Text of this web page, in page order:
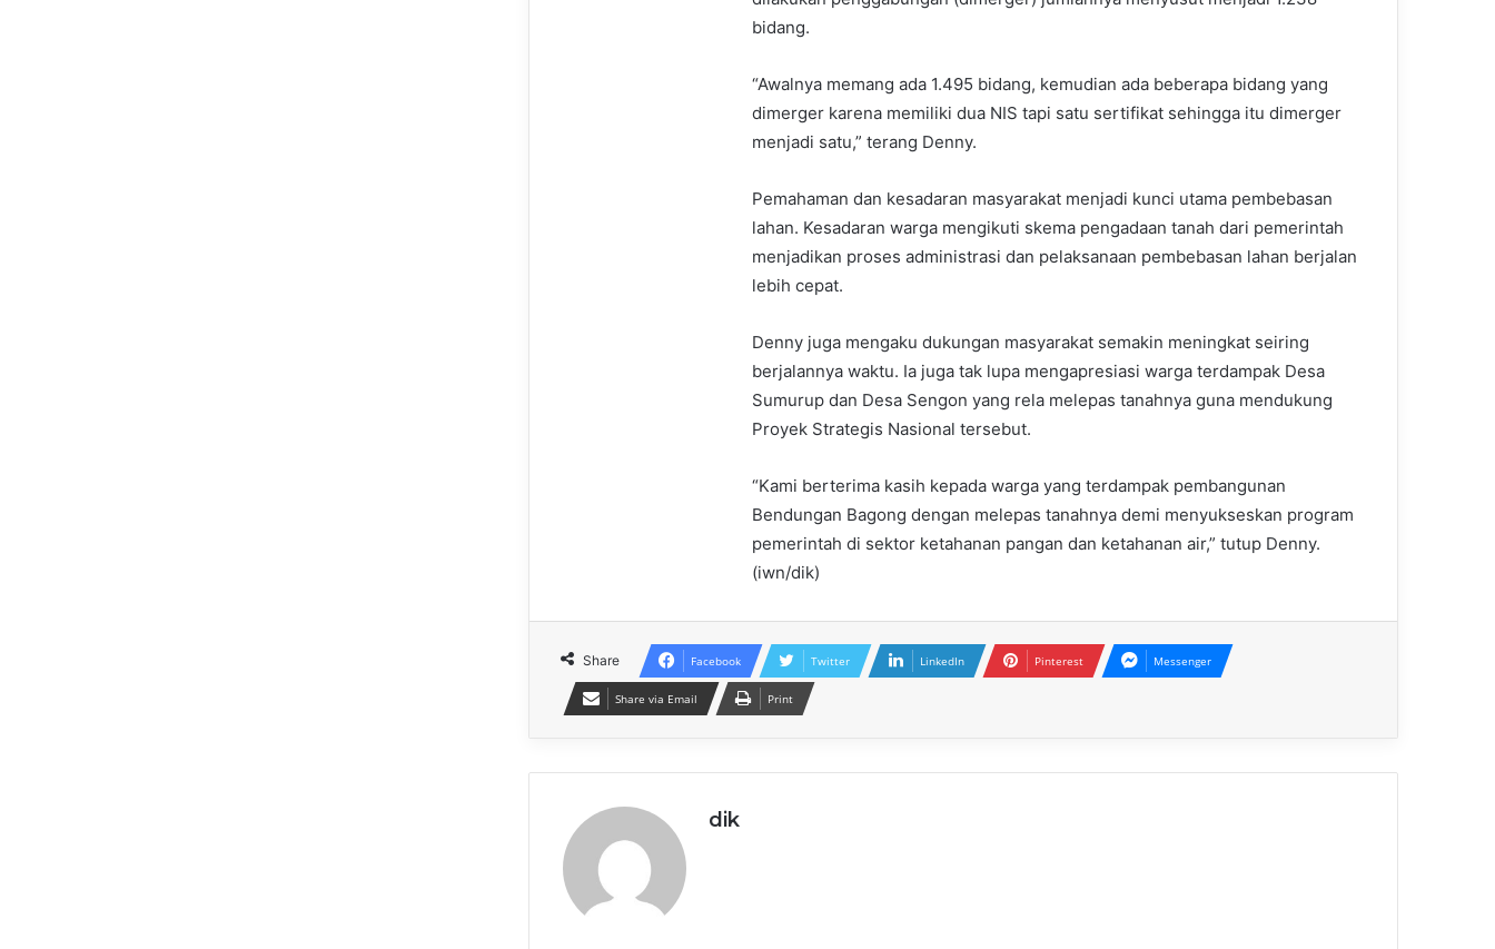
bidang.
“Awalnya memang ada 1.495 bidang, kemudian ada beberapa bidang yang
dimerger karena memiliki dua NIS tapi satu sertifikat sehingga itu dimerger
menjadi satu,” terang Denny.
Pemahaman dan kesadaran masyarakat menjadi kunci utama pembebasan
lahan. Kesadaran warga mengikuti skema pengadaan tanah dari pemerintah
menjadikan proses administrasi dan pelaksanaan pembebasan lahan berjalan
lebih cepat.
Denny juga mengaku dukungan masyarakat semakin meningkat seiring
berjalannya waktu. Ia juga tak lupa mengapresiasi warga terdampak Desa
Sumurup dan Desa Sengon yang rela melepas tanahnya guna mendukung
Proyek Strategis Nasional tersebut.
“Kami berterima kasih kepada warga yang terdampak pembangunan
Bendungan Bagong dengan melepas tanahnya demi menyukseskan program
pemerintah di sektor ketahanan pangan dan ketahanan air,” tutup Denny.
(iwn/dik)
Share Facebook Twitter LinkedIn Pinterest Messenger
Share via Email Print
dik